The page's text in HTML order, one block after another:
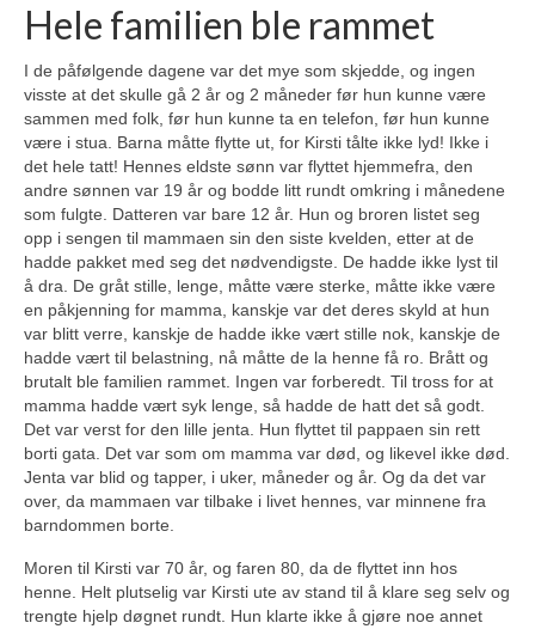
Hele familien ble rammet
I de påfølgende dagene var det mye som skjedde, og ingen
visste at det skulle gå 2 år og 2 måneder før hun kunne være
sammen med folk, før hun kunne ta en telefon, før hun kunne
være i stua. Barna måtte flytte ut, for Kirsti tålte ikke lyd! Ikke i
det hele tatt! Hennes eldste sønn var flyttet hjemmefra, den
andre sønnen var 19 år og bodde litt rundt omkring i månedene
som fulgte. Datteren var bare 12 år. Hun og broren listet seg
opp i sengen til mammaen sin den siste kvelden, etter at de
hadde pakket med seg det nødvendigste. De hadde ikke lyst til
å dra. De gråt stille, lenge, måtte være sterke, måtte ikke være
en påkjenning for mamma, kanskje var det deres skyld at hun
var blitt verre, kanskje de hadde ikke vært stille nok, kanskje de
hadde vært til belastning, nå måtte de la henne få ro. Brått og
brutalt ble familien rammet. Ingen var forberedt. Til tross for at
mamma hadde vært syk lenge, så hadde de hatt det så godt.
Det var verst for den lille jenta. Hun flyttet til pappaen sin rett
borti gata. Det var som om mamma var død, og likevel ikke død.
Jenta var blid og tapper, i uker, måneder og år. Og da det var
over, da mammaen var tilbake i livet hennes, var minnene fra
barndommen borte.
Moren til Kirsti var 70 år, og faren 80, da de flyttet inn hos
henne. Helt plutselig var Kirsti ute av stand til å klare seg selv og
trengte hjelp døgnet rundt. Hun klarte ikke å gjøre noe annet